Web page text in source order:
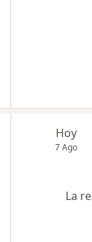
Hoy
7 Ago
La